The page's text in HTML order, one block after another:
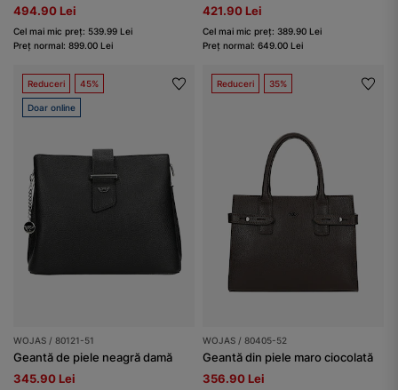
494.90 Lei
Cel mai mic preț: 539.99 Lei
Preț normal: 899.00 Lei
421.90 Lei
Cel mai mic preț: 389.90 Lei
Preț normal: 649.00 Lei
Reduceri 45%
Doar online
WOJAS / 80121-51
Geantă de piele neagră damă
345.90 Lei
Reduceri 35%
WOJAS / 80405-52
Geantă din piele maro ciocolată
356.90 Lei